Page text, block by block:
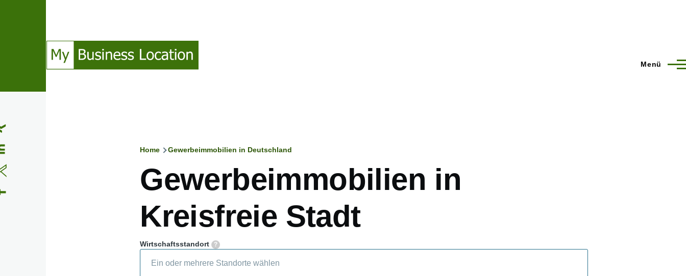
Menü
Home Gewerbeimmobilien in Deutschland
Gewerbeimmobilien in
Kreisfreie Stadt
Wirtschaftsstandort
(Opens in a new window)
(Opens in a new window)
(Opens in a new window)
(Opens in a new window)